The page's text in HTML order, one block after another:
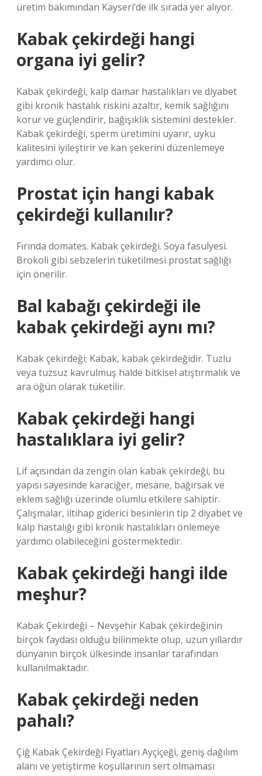
üretim bakımından Kayseri’de ilk sırada yer alıyor.
Kabak çekirdeği hangi
organa iyi gelir?
Kabak çekirdeği, kalp damar hastalıkları ve diyabet
gibi kronik hastalık riskini azaltır, kemik sağlığını
korur ve güçlendirir, bağışıklık sistemini destekler.
Kabak çekirdeği, sperm üretimini uyarır, uyku
kalitesini iyileştirir ve kan şekerini düzenlemeye
yardımcı olur.
Prostat için hangi kabak
çekirdeği kullanılır?
Fırında domates. Kabak çekirdeği. Soya fasulyesi.
Brokoli gibi sebzelerin tüketilmesi prostat sağlığı
için önerilir.
Bal kabağı çekirdeği ile
kabak çekirdeği aynı mı?
Kabak çekirdeği; Kabak, kabak çekirdeğidir. Tuzlu
veya tuzsuz kavrulmuş halde bitkisel atıştırmalık ve
ara öğün olarak tüketilir.
Kabak çekirdeği hangi
hastalıklara iyi gelir?
Lif açısından da zengin olan kabak çekirdeği, bu
yapısı sayesinde karaciğer, mesane, bağırsak ve
eklem sağlığı üzerinde olumlu etkilere sahiptir.
Çalışmalar, iltihap giderici besinlerin tip 2 diyabet ve
kalp hastalığı gibi kronik hastalıkları önlemeye
yardımcı olabileceğini göstermektedir.
Kabak çekirdeği hangi ilde
meşhur?
Kabak Çekirdeği – Nevşehir Kabak çekirdeğinin
birçok faydası olduğu bilinmekte olup, uzun yıllardır
dünyanın birçok ülkesinde insanlar tarafından
kullanılmaktadır.
Kabak çekirdeği neden
pahalı?
Çiğ Kabak Çekirdeği Fiyatları Ayçiçeği, geniş dağılım
alanı ve yetiştirme koşullarının sert olmaması